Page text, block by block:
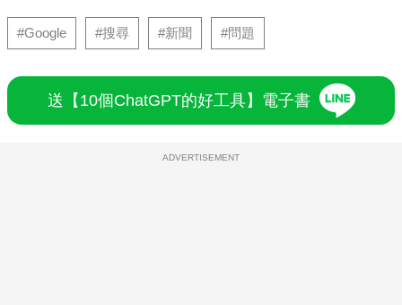
#Google #搜尋 #新聞 #問題
送【10個ChatGPT的好工具】電子書
ADVERTISEMENT